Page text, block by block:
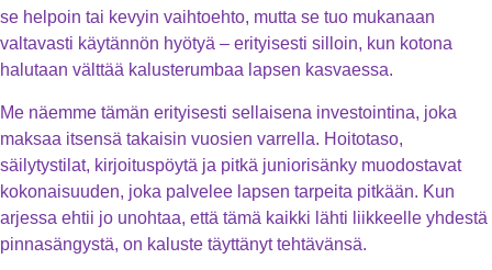
se helpoin tai kevyin vaihtoehto, mutta se tuo mukanaan
valtavasti käytännön hyötyä – erityisesti silloin, kun kotona
halutaan välttää kalusterumbaa lapsen kasvaessa.
Me näemme tämän erityisesti sellaisena investointina, joka
maksaa itsensä takaisin vuosien varrella. Hoitotaso,
säilytystilat, kirjoituspöytä ja pitkä juniorisänky muodostavat
kokonaisuuden, joka palvelee lapsen tarpeita pitkään. Kun
arjessa ehtii jo unohtaa, että tämä kaikki lähti liikkeelle yhdestä
pinnasängystä, on kaluste täyttänyt tehtävänsä.